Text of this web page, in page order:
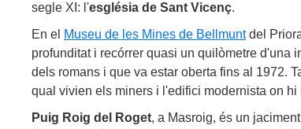
segle XI: l'església de Sant Vicenç.
En el Museu de les Mines de Bellmuntdel
profunditat i recórrer quasi un quilòmetre d'una
dels romans i que va estar oberta fins al 1972.
qual vivien els miners i l'edifici modernista on
Puig Roig del Roget, a Masroig, és un